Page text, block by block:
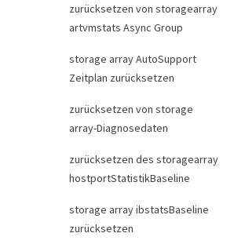
zurücksetzen von storagearray
artvmstats Async Group
storage array AutoSupport
Zeitplan zurücksetzen
zurücksetzen von storage
array-Diagnosedaten
zurücksetzen des storagearray
hostportStatistikBaseline
storage array ibstatsBaseline
zurücksetzen